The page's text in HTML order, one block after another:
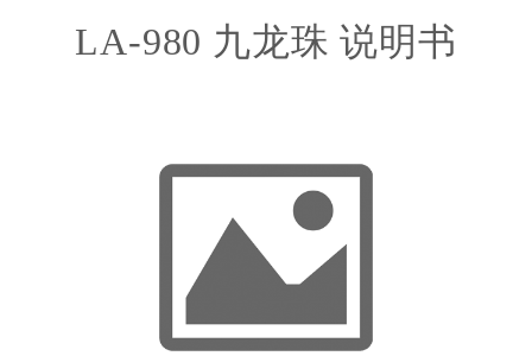
LA-980 九龙珠 说明书